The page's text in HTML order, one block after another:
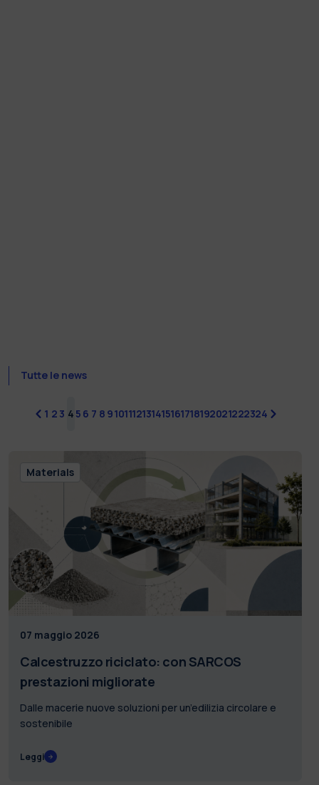
Tutte le news
precedente
1 2 3 4 5 6 7 8 9101112131415161718192021222324
Materials
07 maggio 2026
Calcestruzzo riciclato: con SARCOS
prestazioni migliorate
Dalle macerie nuove soluzioni per un’edilizia circolare e
sostenibile
Leggi